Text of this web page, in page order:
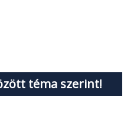
téma szerint!